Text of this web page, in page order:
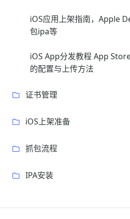
iOS应用上架指南，Apple
包ipa等
iOS App分发教程 App
的配置与上传方法
证书管理
iOS上架准备
抓包流程
IPA安装